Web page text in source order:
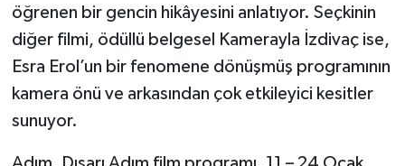
öğrenen bir gencin hikâyesini anlatıyor. Seçkinin
diğer filmi, ödüllü belgesel Kamerayla İzdivaç ise,
Esra Erol’un bir fenomene dönüşmüş programının
kamera önü ve arkasından çok etkileyici kesitler
sunuyor.